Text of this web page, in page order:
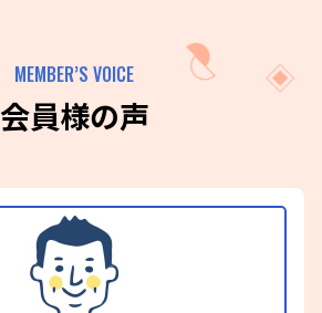
MEMBER’S VOICE
会員様の声